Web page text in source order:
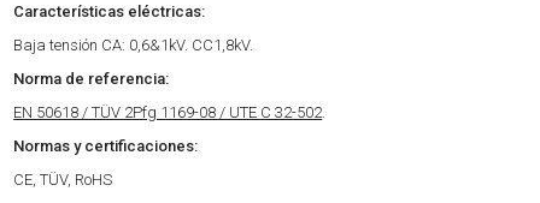
Características eléctricas:
Baja tensión CA: 0,6&1kV. CC1,8kV.
Norma de referencia:
EN 50618 / TÜV 2Pfg 1169-08 / UTE C 32-502.
Normas y certificaciones:
CE, TÜV, RoHS